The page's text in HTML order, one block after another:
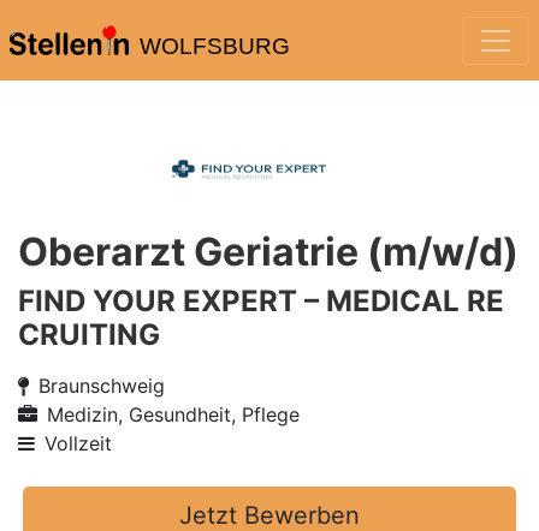
WOLFSBURG
Oberarzt Geriatrie (m/w/d)
FIND YOUR EXPERT – MEDICAL RE
CRUITING
Braunschweig
Medizin, Gesundheit, Pflege
Vollzeit
Jetzt Bewerben